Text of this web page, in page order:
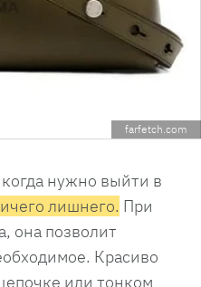
farfetch.com
нужно выйти в
лишнего. При
она позволит
Красиво
или тонком